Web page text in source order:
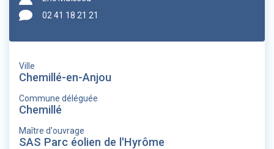
02 41 18 21 21
Ville
Chemillé-en-Anjou
Commune déléguée
Chemillé
Maître d'ouvrage
SAS Parc éolien de l'Hyrôme